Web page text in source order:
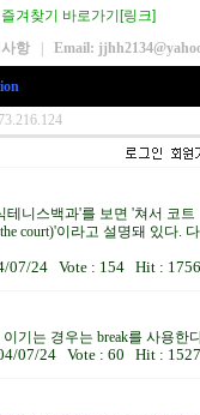
항 Email:
테니스백과'를 보면 '쳐서 코트
court)'이라고 설명돼 있다. 다
07/24 Vote : 154 Hit :
기는 경우는 break를 사용한
07/24 Vote : 60 Hit :